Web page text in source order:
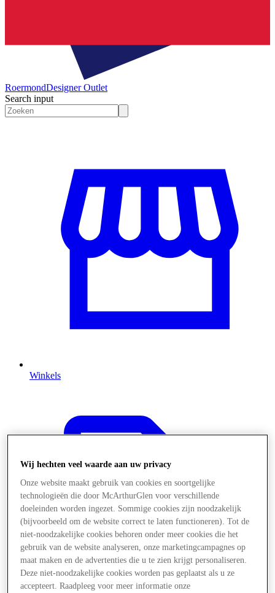
RoermondDesigner Outlet
Search input
Winkels
Wij hechten veel waarde aan uw privacy
Onze website maakt gebruik van cookies en soortgelijke
technologieën die door McArthurGlen voor verschillende
doeleinden worden ingezet. Sommige cookies zijn noodzakelijk
(bijvoorbeeld om de website correct te laten functioneren). Tot de
niet-noodzakelijke cookies behoren onder meer cookies die het
gebruik van de website analyseren, onze marketingcampagnes op
maat maken en de advertenties die u te zien krijgt personaliseren.
Deze niet-noodzakelijke cookies worden pas geplaatst als u ze
accepteert. Raadpleeg voor meer informatie onze